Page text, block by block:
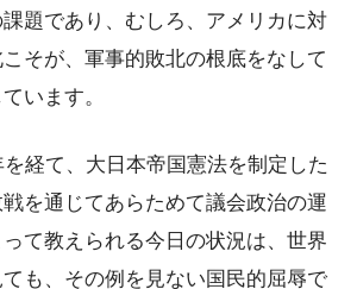
題であり、むしろ、アメリカに対
そが、軍事的敗北の根底をなして
います。
経て、大日本帝国憲法を制定した
を通じてあらためて議会政治の運
て教えられる今日の状況は、世界
も、その例を見ない国民的屈辱で